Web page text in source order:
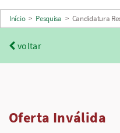
principal
Início > Pesquisa > Candidatura
voltar
Oferta Inválida